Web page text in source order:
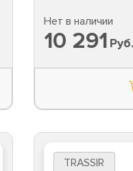
Нет в наличии
10 291 Руб.
TRASSIR